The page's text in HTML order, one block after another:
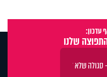
עדכון:
שלנו